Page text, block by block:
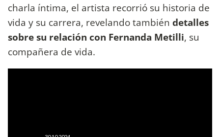
charla íntima, el artista recorrió su historia de
vida y su carrera, revelando también detalles
sobre su relación con Fernanda Metilli, su
compañera de vida.